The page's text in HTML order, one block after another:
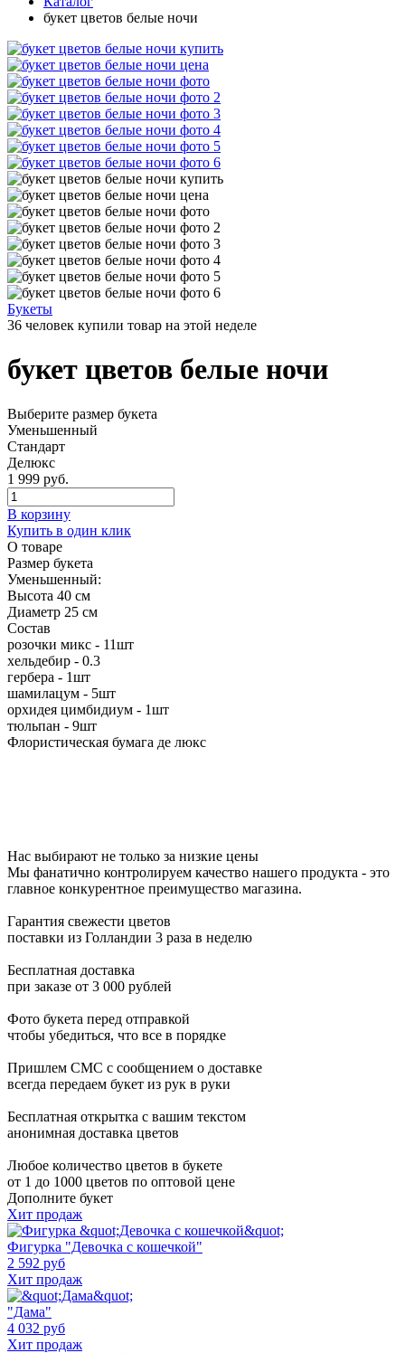
букет цветов белые ночи
Букеты
36 человек купили товар на этой неделе
букет цветов белые ночи
Выберите размер букета
Уменьшенный
Стандарт
Делюкс
1 999 руб.
В корзину
Купить в один клик
О товаре
Размер букета
Уменьшенный:
Высота 40 см
Диаметр 25 см
Состав
розочки микс - 11шт
хельдебир - 0.3
гербера - 1шт
шамилацум - 5шт
орхидея цимбидиум - 1шт
тюльпан - 9шт
Флористическая бумага де люкс
Нас выбирают не только за низкие цены
Мы фанатично контролируем качество нашего продукта - это
главное конкурентное преимущество магазина.
Гарантия свежести цветов
поставки из Голландии 3 раза в неделю
Бесплатная доставка
при заказе от 3 000 рублей
Фото букета перед отправкой
чтобы убедиться, что все в порядке
Пришлем СМС с сообщением о доставке
всегда передаем букет из рук в руки
Бесплатная открытка с вашим текстом
анонимная доставка цветов
Любое количество цветов в букете
от 1 до 1000 цветов по оптовой цене
Дополните букет
Хит продаж
Фигурка "Девочка с кошечкой"
2 592 руб
Хит продаж
"Дама"
4 032 руб
Хит продаж